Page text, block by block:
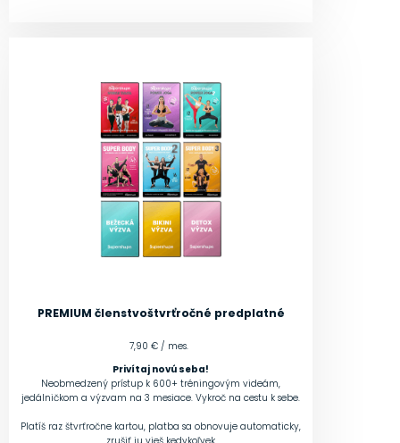
PREMIUM členstvoštvrťročné predplatné
7,90 € / mes.
Privítaj novú seba!
Neobmedzený prístup k 600+ tréningovým videám,
jedálničkom a výzvam na 3 mesiace. Vykroč na cestu k sebe.
Platíš raz štvrťročne kartou, platba sa obnovuje automaticky,